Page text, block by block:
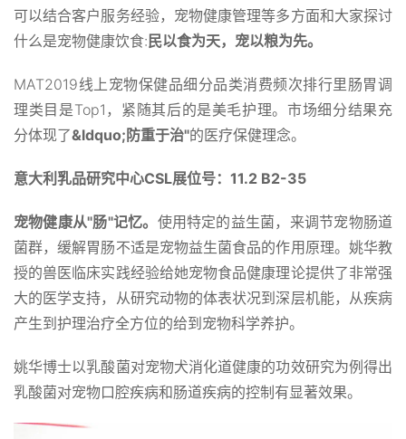
可以结合客户服务经验，宠物健康管理等多方面和大家探讨
什么是宠物健康饮食:民以食为天，宠以粮为先。
MAT2019线上宠物保健品细分品类消费频次排行里肠胃调
理类目是Top1，紧随其后的是美毛护理。市场细分结果充
分体现了&ldquo;防重于治"的医疗保健理念。
意大利乳品研究中心CSL展位号：11.2 B2-35
宠物健康从"肠"记忆。 使用特定的益生菌，来调节宠物肠道
菌群，缓解胃肠不适是宠物益生菌食品的作用原理。姚华教
授的兽医临床实践经验给她宠物食品健康理论提供了非常强
大的医学支持，从研究动物的体表状况到深层机能，从疾病
产生到护理治疗全方位的给到宠物科学养护。
姚华博士以乳酸菌对宠物犬消化道健康的功效研究为例得出
乳酸菌对宠物口腔疾病和肠道疾病的控制有显著效果。